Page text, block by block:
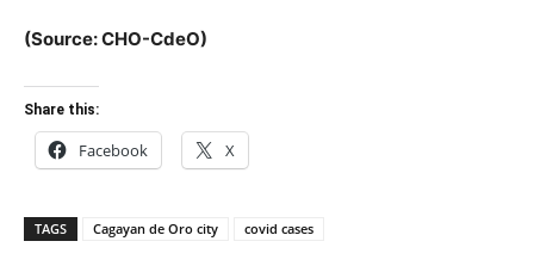
(Source: CHO-CdeO)
Share this:
Facebook X
TAGS Cagayan de Oro city covid cases